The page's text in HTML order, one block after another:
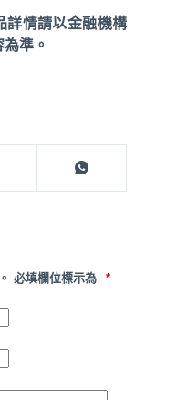
詳情請以金融機構
準。
必填欄位標示為 *